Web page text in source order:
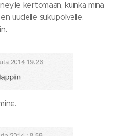
kertomaan, kuinka minä
uudelle sukupolvelle.